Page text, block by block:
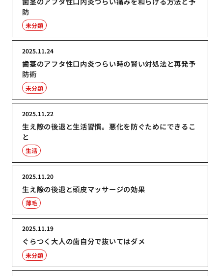
防
未分類
歯茎のアフタ性口内炎つらい時の賢い対処法と再発予
防術
2025.11.24
未分類
生え際の後退と生活習慣。悪化を防ぐためにできるこ
と
2025.11.22
生活
生え際の後退と頭皮マッサージの効果
2025.11.20
薄毛
ぐらつく大人の歯自分で抜いてはダメ
2025.11.19
未分類